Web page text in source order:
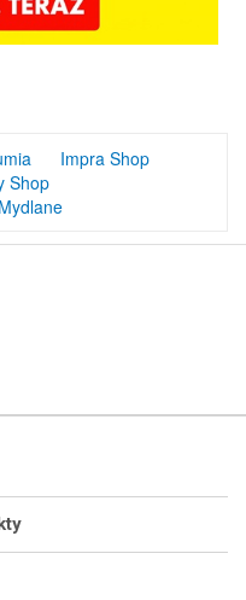
Impra Shop
Shop